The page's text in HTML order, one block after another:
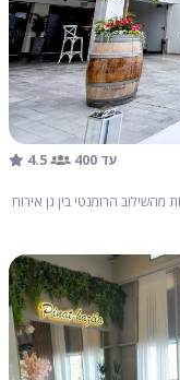
עד 400 4.5
הרומנטי בין גן אירוח